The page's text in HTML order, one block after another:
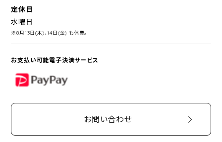
定休日
水曜日
※8月13日(木)、14日(金) も休業。
お支払い可能電子決済サービス
PayPay
お問い合わせ